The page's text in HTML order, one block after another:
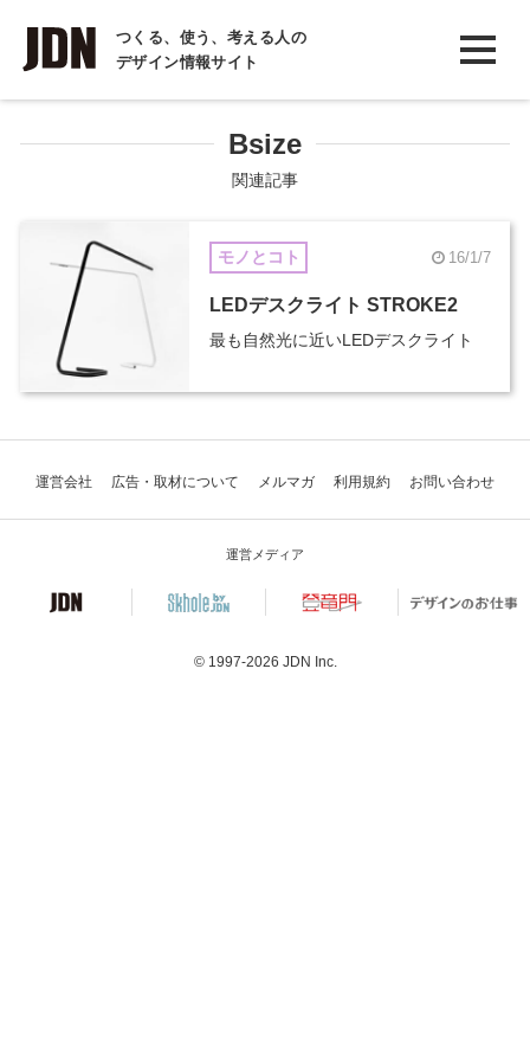
つくる、使う、考える人の
デザイン情報サイト
INTERVIEW
インタビュー
コラム
Bsize
関連記事
モノとコト 16/1/7
LEDデスクライト STROKE2
最も自然光に近いLEDデスクライト
運営会社 広告・取材について メルマガ 利用規約 お問い合わせ
運営メディア
© 1997-2026 JDN Inc.